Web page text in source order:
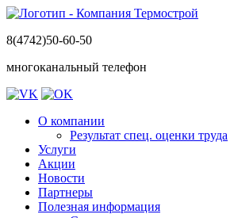
8(4742)50-60-50
многоканальный телефон
О компании
Результат спец. оценки труда
Услуги
Акции
Новости
Партнеры
Полезная информация